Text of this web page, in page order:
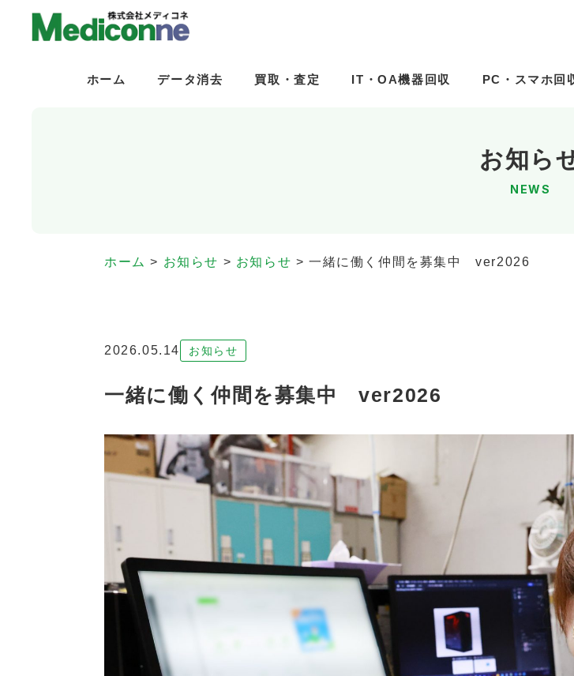
ホーム データ消去 買取・査定 IT・OA機器回収 PC・スマホ回
お知ら
NEWS
ホーム > お知らせ > お知らせ >一緒に働く仲間を募集中 ver2026
2026.05.14 お知らせ
一緒に働く仲間を募集中 ver2026
ホーム データ消去 買取・査定 IT・OA機器回収 PC・スマホ回